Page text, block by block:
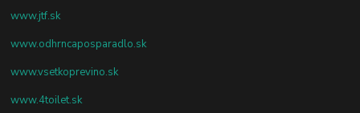
www.jtf.sk
www.odhrncaposparadlo.sk
www.vsetkoprevino.sk
www.4toilet.sk